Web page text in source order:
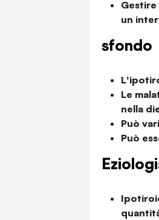
un
sfondo
Le
nella
Può
Può